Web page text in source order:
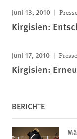
Juni 13, 2010
Kirgisien:
Juni 17, 2010
Kirgisien:
BERICHTE